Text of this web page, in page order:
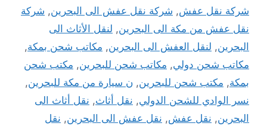
شركة نقل عفش, شركة نقل عفش الى البحرين, شركة
نقل عفش من مكة الى البحرين, لنقل الأثاث الى
البحرين, لنقل العفش الى البحرين, مكاتب شحن بمكة,
مكاتب شحن دولي, مكاتب شحن للبحرين, مكتب شحن
بمكة, مكتب شحن للبحرين, ن سيارة من مكة للبحرين,
نسر الوادي للشحن الدولي, نقل أثاث, نقل أثاث الى
البحرين, نقل عفش, نقل عفش الى البحرين, نقل